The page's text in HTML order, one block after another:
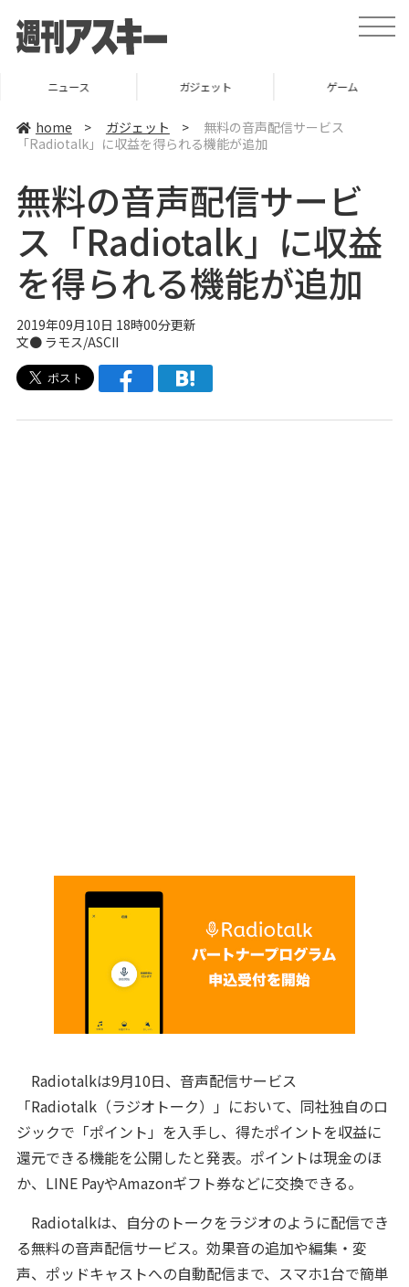
t
o
n
ニュース ガジェット ゲーム
home > ガジェット >
無料の音声配信サービス
「Radiotalk」に収益を得られる機能が追加
無料の音声配信サービ
ス「Radiotalk」に収益
を得られる機能が追加
2019年09月10日 18時00分更新
文● ラモス/ASCII
Radiotalkは9月10日、音声配信サービス
「Radiotalk（ラジオトーク）」において、同社独自のロ
ジックで「ポイント」を入手し、得たポイントを収益に
還元できる機能を公開したと発表。ポイントは現金のほ
か、LINE PayやAmazonギフト券などに交換できる。
Radiotalkは、自分のトークをラジオのように配信でき
る無料の音声配信サービス。効果音の追加や編集・変
声、ポッドキャストへの自動配信まで、スマホ1台で簡単